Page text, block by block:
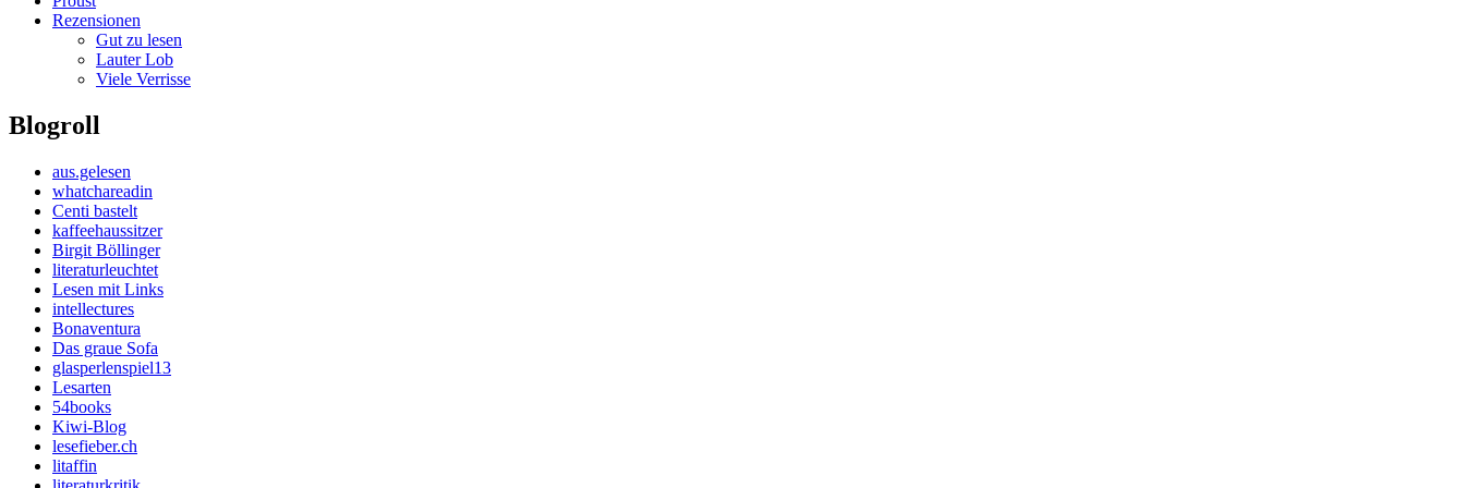
Rezensionen
Gut zu lesen
Lauter Lob
Viele Verrisse
Blogroll
aus.gelesen
whatchareadin
Centi bastelt
kaffeehaussitzer
Birgit Böllinger
literaturleuchtet
Lesen mit Links
intellectures
Bonaventura
Das graue Sofa
glasperlenspiel13
Lesarten
54books
Kiwi-Blog
lesefieber.ch
litaffin